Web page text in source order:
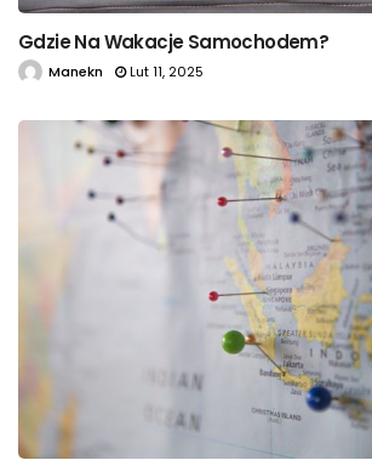
Gdzie Na Wakacje Samochodem?
Manekn Lut 11, 2025